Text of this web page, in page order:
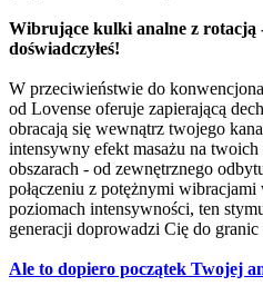
Wibrujące kulki analne z rotacją
doświadczyłeś!
W przeciwieństwie do
od Lovense oferuje zapierającą
obracają się wewnątrz twojego
intensywny efekt masażu na
obszarach - od zewnętrznego
połączeniu z potężnymi
poziomach intensywności, ten
generacji doprowadzi Cię do
Ale to dopiero początek Twojej